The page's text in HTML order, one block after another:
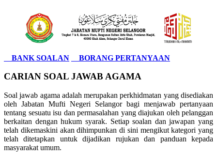
BANK SOALAN BORANG PERTANYAAN
CARIAN SOAL JAWAB AGAMA
Soal jawab agama adalah merupakan perkhidmatan yang disediakan
oleh Jabatan Mufti Negeri Selangor bagi menjawab pertanyaan
tentang sesuatu isu dan permasalahan yang diajukan oleh pelanggan
berkaitan dengan hukum syarak. Setiap soalan dan jawapan yang
telah dikemaskini akan dihimpunkan di sini mengikut kategori yang
telah ditetapkan untuk dijadikan rujukan dan panduan kepada
masyarakat umum.